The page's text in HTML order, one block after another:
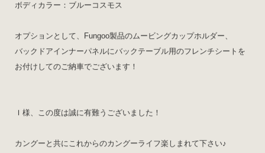
ボディカラー：ブルーコスモス
オプションとして、Fungoo製品のムービングカップホルダー、
バックドアインナーパネルにバックテーブル用のフレンチシートを
お付けしてのご納車でございます！
Ｉ様、この度は誠に有難うございました！
カングーと共にこれからのカングーライフ楽しまれて下さい♪